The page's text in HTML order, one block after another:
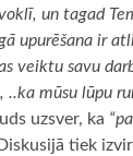
un tagad
upurēšana ir
veiktu savu
..ka mūsu lūpu
uzsver, ka
tiek